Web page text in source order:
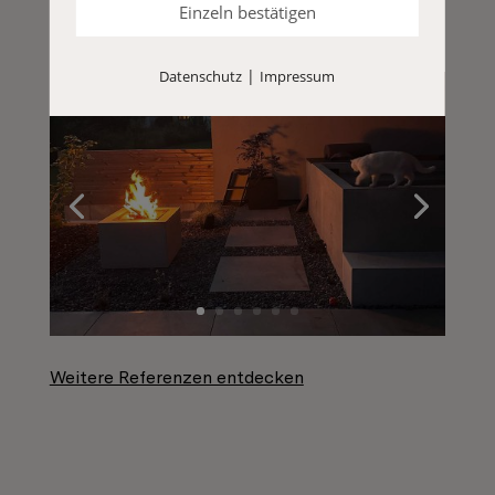
Weitere Referenzen entdecken
Einzeln bestätigen
Datenschutz | Impressum